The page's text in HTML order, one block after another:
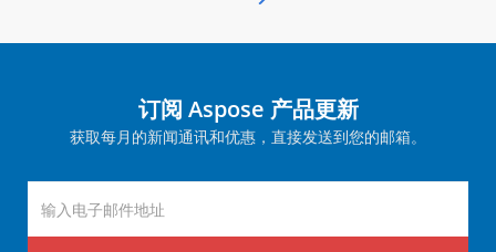
订阅 Aspose 产品更新
获取每月的新闻通讯和优惠，直接发送到您的邮箱。